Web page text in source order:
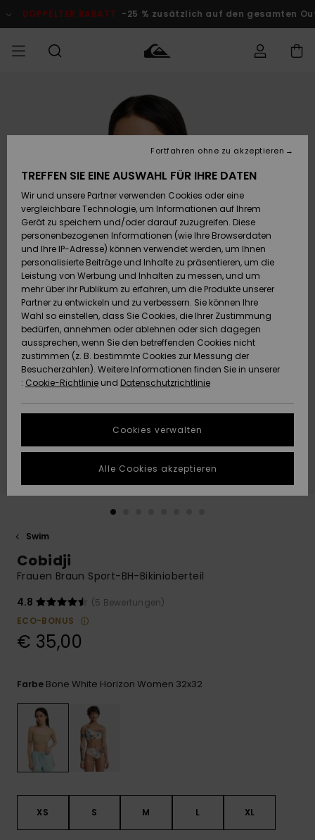
ProduktinformationRABATT -25 % zusätzlich auf den gesamten Outlet-
Kleidung
Accessoires
Schuhe&
Flip-Flops
Surf
Snow
Brandneu
Highlights
JUNGEN
Kleidung
Accessoires
Schuhe&
Flip-Flops
Surf
Snow
Brandneu
Highlights
FRAUEN
Shop
Brandneu
Highlights
Snow
SURF
Surf Shop
Männer
Kinder
Highlights
Community
SNOW
Snow Shop
Männer
Kinder
Snow Shop
Damen
Highlights
Community
DOPPELTER
RABATT
Outlet
Herren
KINDER
Outlet
Frauen
HILFE & KONTAKT
Auf meine
Bestellung
zugreifen
Versand
Retouren
Bezahlung
Geschenkkarte
Quiksilver
Freedom
Datenschutz
Starten Sie eine
Unterhaltung,
schnellste
Antwort auf Ihre
Frage zu
Finden Sie
die häufigsten
Fragen sowie
NACHHALTIGKEIT
WUNSCHLISTE
Swim
Cobidji
Frauen Braun Sport-BH-Bikinioberteil
4.8
(5 Bewertungen)
ECO-BONUS
€ 35,00
Farbe Bone White Horizon Women 32x32
XS S M L XL
TREFFEN SIE EINE AUSWAHL FÜR IHRE DATEN
Wir und unsere Partner verwenden Cookies oder eine
vergleichbare Technologie, um Informationen auf Ihrem
Gerät zu speichern und/oder darauf zuzugreifen. Diese
personenbezogenen Informationen (wie Ihre Browserdaten
und Ihre IP-Adresse) können verwendet werden, um Ihnen
personalisierte Beiträge und Inhalte zu präsentieren, um die
Leistung von Werbung und Inhalten zu messen, und um
mehr über ihr Publikum zu erfahren, um die Produkte unserer
Partner zu entwickeln und zu verbessern. Sie können Ihre
Wahl so einstellen, dass Sie Cookies, die Ihrer Zustimmung
bedürfen, annehmen oder ablehnen oder sich dagegen
aussprechen, wenn Sie den betreffenden Cookies nicht
zustimmen (z. B. bestimmte Cookies zur Messung der
Besucherzahlen). Weitere Informationen finden Sie in unserer
: Cookie-Richtlinie und Datenschutzrichtlinie
Cookies verwalten
Fortfahren ohne zu akzeptieren
Alle Cookies akzeptieren